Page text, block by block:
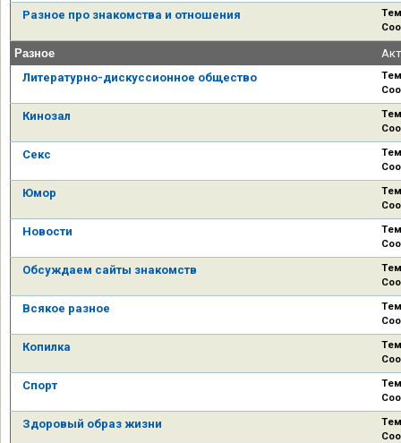
Разное про знакомства и отношения
Разное
Литературно-дискуссионное общество
Кинозал
Секс
Юмор
Новости
Обсуждаем сайты знакомств
Всякое разное
Копилка
Спорт
Здоровый образ жизни